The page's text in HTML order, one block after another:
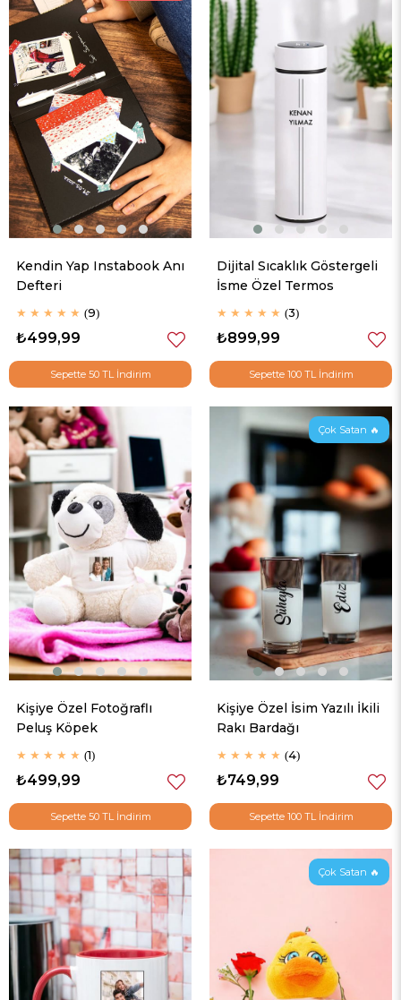
Kendin Yap Instabook Anı
Defteri
★ ★ ★ ★ ★ 9
₺499,99
Sepette 50 TL İndirim
Dijital Sıcaklık Göstergeli
İsme Özel Termos
★ ★ ★ ★ ★ 3
₺899,99
Sepette 100 TL İndirim
Kişiye Özel Fotoğraflı
Peluş Köpek
★ ★ ★ ★ ★ 1
₺499,99
Sepette 50 TL İndirim
Kişiye Özel İsim Yazılı İkili
Rakı Bardağı
★ ★ ★ ★ ★ 4
₺749,99
Sepette 100 TL İndirim
Çok Satan 🔥
Çok Satan 🔥